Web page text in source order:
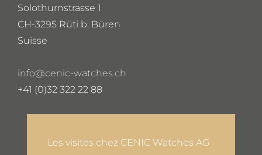
Solothurnstrasse 1
CH-3295 Rüti b. Büren
Suisse
info@cenic-watches.ch
+41 (0)32 322 22 88
Les visites chez CENIC Watches AG